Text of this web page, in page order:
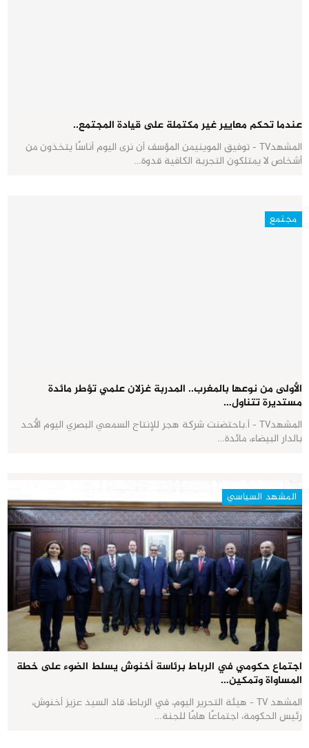
عندما تحكم معايير غير مكتملة على قيادة المجتمع..
المشهدTV - توفيق الموينيمن المؤسف أن نرى اليوم أناسًا يتخذون من
أشخاص لا يمتلكون التجربة الكافية قدوة…
مجتمع
الأولى من نوعها بالمغرب.. المدربة غزلان علمي تؤطر مائدة
مستديرة تتناول…
المشهدTV - أ.باحتضنت شركة هجر للإنتاج السمعي البصري اليوم الأحد
بالدار البيضاء، مائدة…
المشهد السياسي
اجتماع حكومي في الرباط برئاسة أخنوش يسلط الضوء على خطة
المساواة وتمكين…
المشهد TV - هيئة التحرير اليوم، في الرباط، قاد السيد عزيز أخنوش،
رئيس الحكومة، اجتماعًا هامًا للجنة…